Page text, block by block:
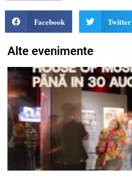
Facebook Twitter
Alte evenimente